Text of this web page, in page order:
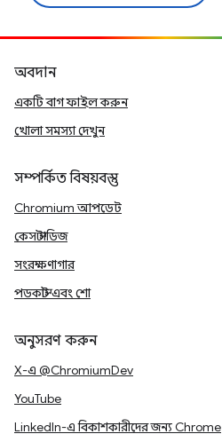
অবদান
একটি বাগ ফাইল করুন
খোলা সমস্যা দেখুন
সম্পর্কিত বিষয়বস্তু
Chromium আপডেট
কেস স্টাডিজ
সংরক্ষণাগার
পডকাস্ট এবং শো
অনুসরণ করুন
X-এ @ChromiumDev
YouTube
LinkedIn-এ বিকাশকারীদের জন্য Chrome